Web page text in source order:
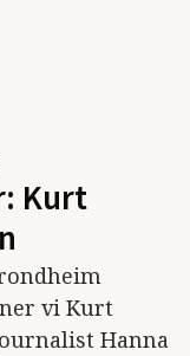
Kurt
vi Kurt
Hanna